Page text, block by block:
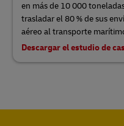
en más de 10 000
trasladar el 80 % de sus
aéreo al transporte
Descargar el estudio de